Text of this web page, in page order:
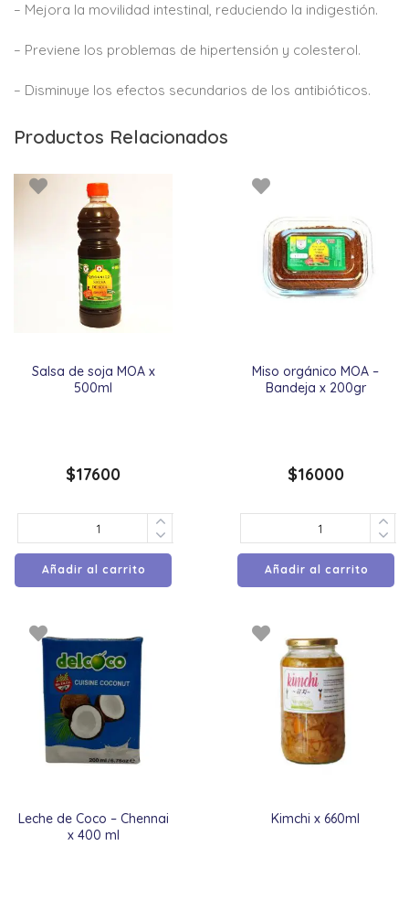
– Mejora la movilidad intestinal, reduciendo la indigestión.
– Previene los problemas de hipertensión y colesterol.
– Disminuye los efectos secundarios de los antibióticos.
Productos Relacionados
Salsa de soja MOA x
500ml
$17600
Añadir al carrito
Miso orgánico MOA –
Bandeja x 200gr
$16000
Añadir al carrito
Leche de Coco – Chennai
x 400 ml
Kimchi x 660ml